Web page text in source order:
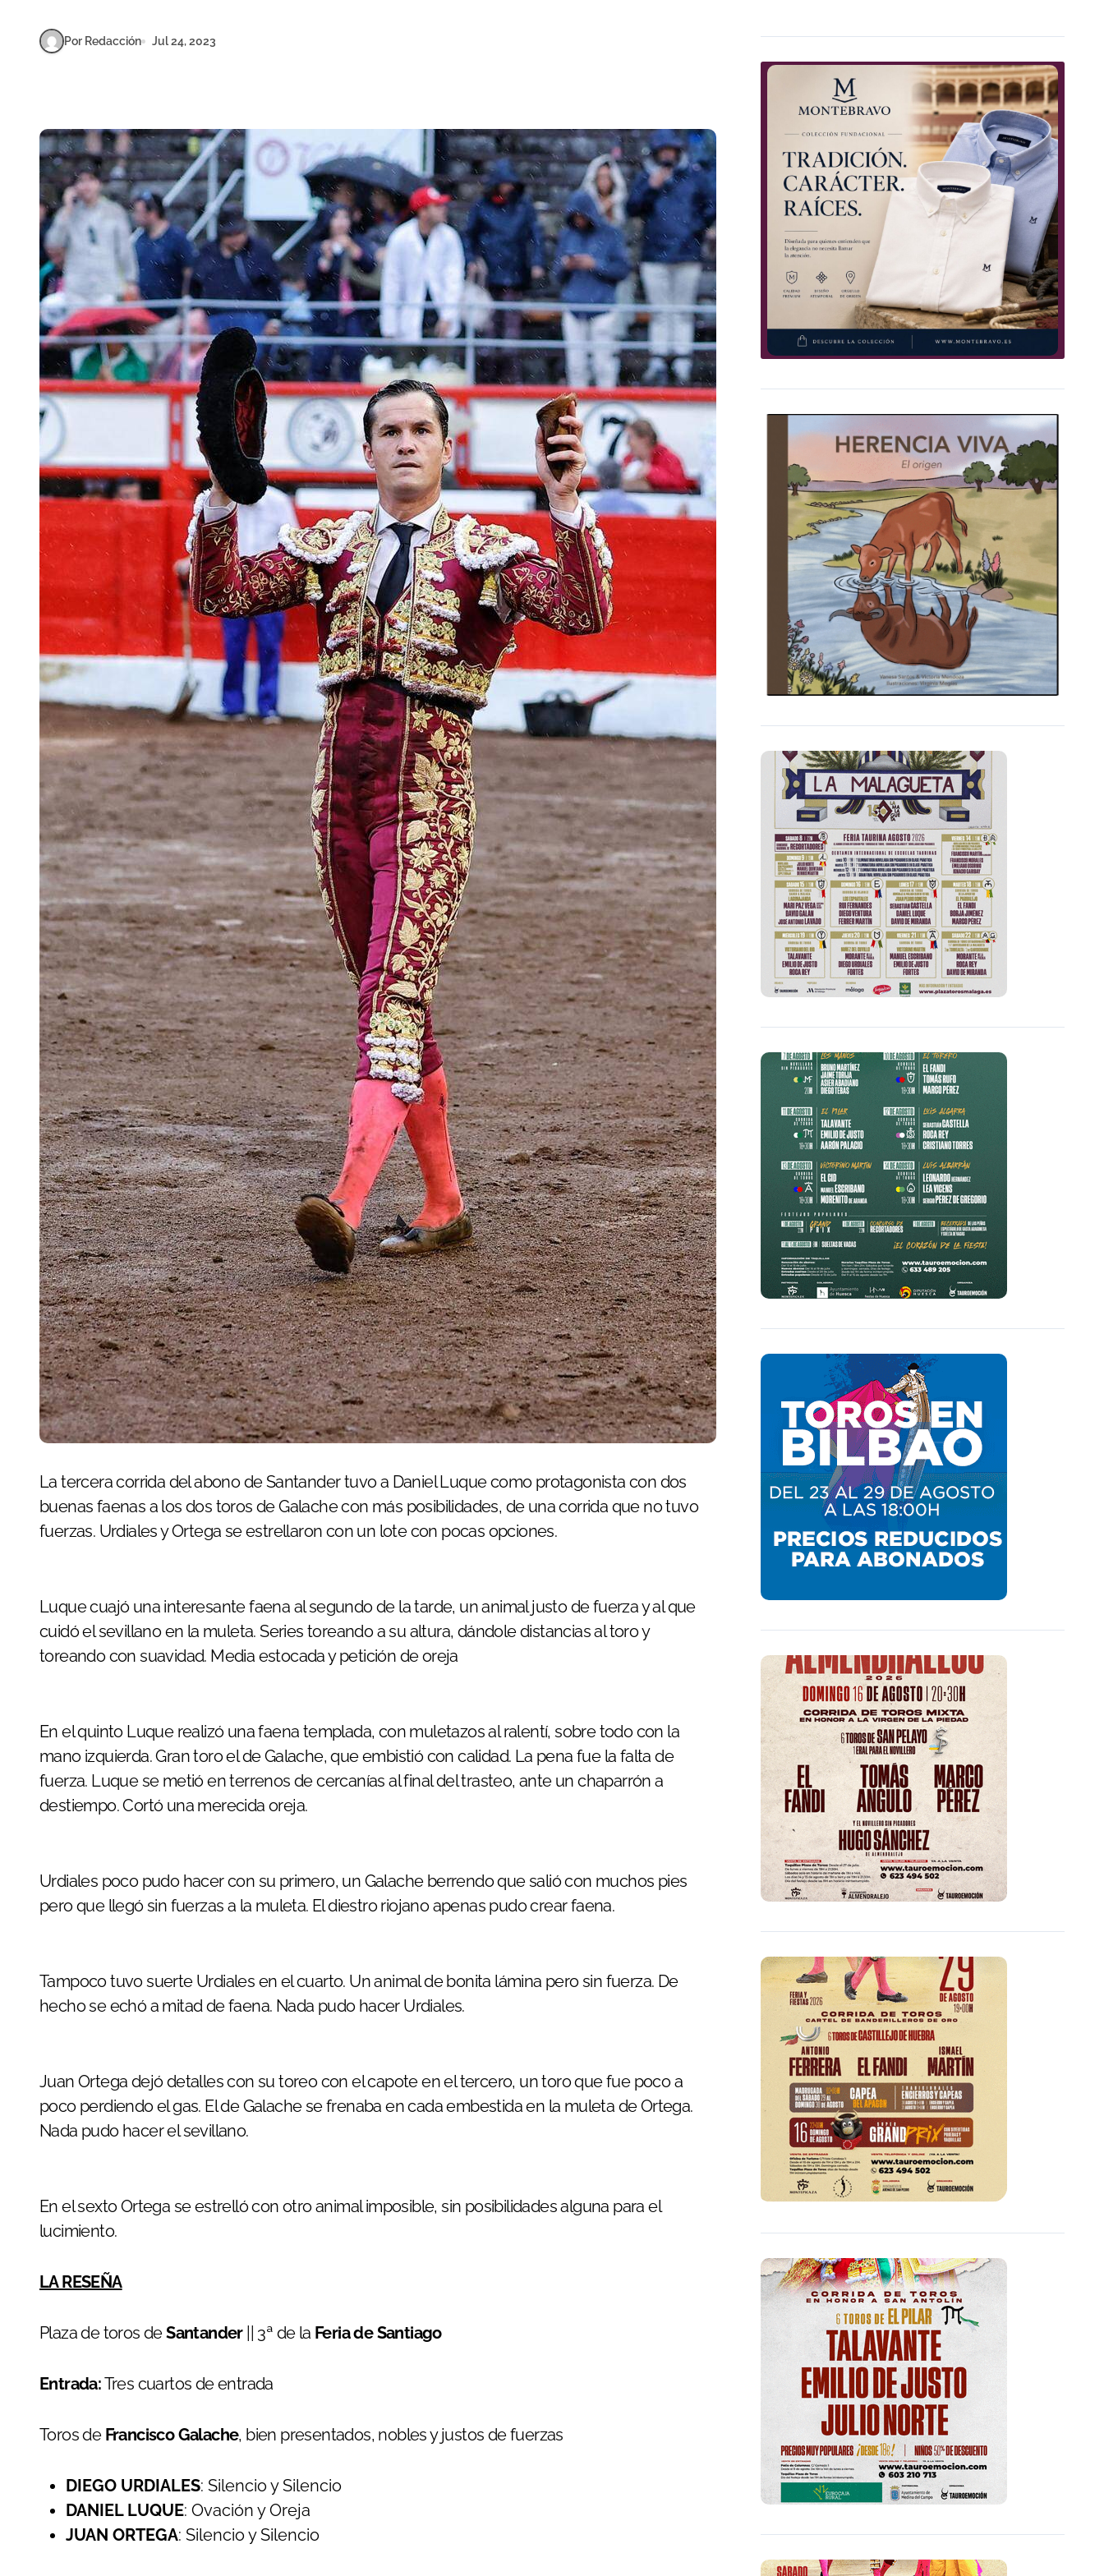
Por Redacción Jul 24, 2023
La tercera corrida del abono de Santander tuvo a Daniel Luque como protagonista con dos
buenas faenas a los dos toros de Galache con más posibilidades, de una corrida que no tuvo
fuerzas. Urdiales y Ortega se estrellaron con un lote con pocas opciones.
Luque cuajó una interesante faena al segundo de la tarde, un animal justo de fuerza y al que
cuidó el sevillano en la muleta. Series toreando a su altura, dándole distancias al toro y
toreando con suavidad. Media estocada y petición de oreja
En el quinto Luque realizó una faena templada, con muletazos al ralentí, sobre todo con la
mano izquierda. Gran toro el de Galache, que embistió con calidad. La pena fue la falta de
fuerza. Luque se metió en terrenos de cercanías al final del trasteo, ante un chaparrón a
destiempo. Cortó una merecida oreja.
Urdiales poco pudo hacer con su primero, un Galache berrendo que salió con muchos pies
pero que llegó sin fuerzas a la muleta. El diestro riojano apenas pudo crear faena.
Tampoco tuvo suerte Urdiales en el cuarto. Un animal de bonita lámina pero sin fuerza. De
hecho se echó a mitad de faena. Nada pudo hacer Urdiales.
Juan Ortega dejó detalles con su toreo con el capote en el tercero, un toro que fue poco a
poco perdiendo el gas. El de Galache se frenaba en cada embestida en la muleta de Ortega.
Nada pudo hacer el sevillano.
En el sexto Ortega se estrelló con otro animal imposible, sin posibilidades alguna para el
lucimiento.
LA RESEÑA
Plaza de toros deSantander|| 3ª de la Feria de Santiago
Entrada:Tres cuartos de entrada
Toros de Francisco Galache, bien presentados, nobles y justos de fuerzas
DIEGO URDIALES: Silencio y Silencio
DANIEL LUQUE: Ovación y Oreja
JUAN ORTEGA: Silencio y Silencio